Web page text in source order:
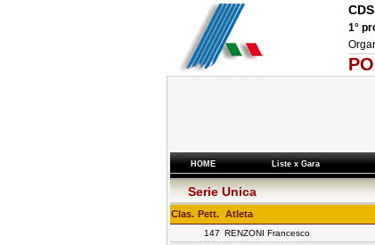
1°
HOME Liste x Gara
Serie Unica
Clas. Pett. Atleta
147 RENZONI Francesco